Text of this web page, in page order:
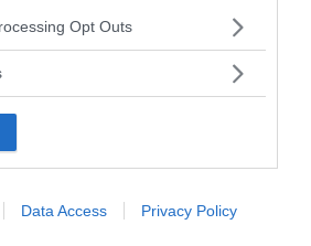
app uses one or more Google
or usage behaviour. You may click to
specified purposes in below Google
Opt Outs
Data Access Privacy Policy
eftersom han gjorde sig känd...
den ”sista sovjetrepubliken” –
i Sverige" avslöjar Jüri Lina